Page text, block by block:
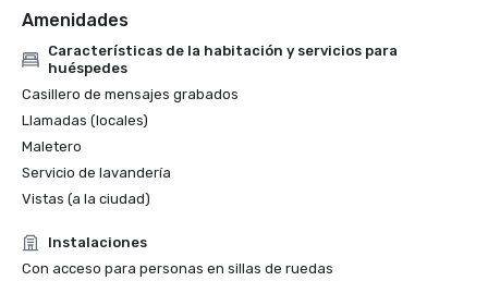
Amenidades
Características de la habitación y servicios para
huéspedes
Casillero de mensajes grabados
Llamadas (locales)
Maletero
Servicio de lavandería
Vistas (a la ciudad)
Instalaciones
Con acceso para personas en sillas de ruedas